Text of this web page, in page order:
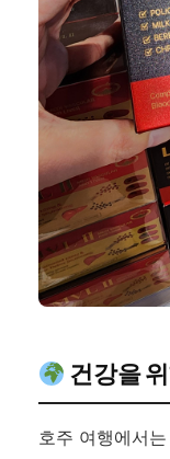
건강을
호주 여행에서